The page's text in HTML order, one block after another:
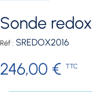
sonde redox
Réf : SREDOX2016
246,00 € TTC